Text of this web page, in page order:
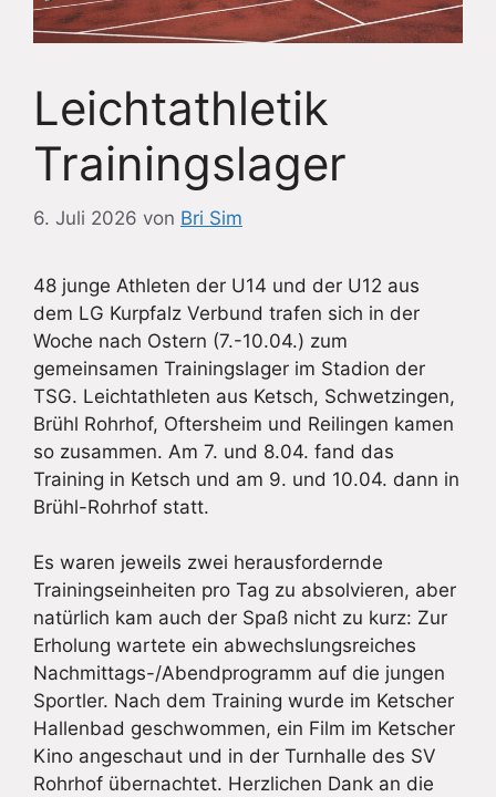
Leichtathletik
Trainingslager
6. Juli 2026 von Bri Sim
48 junge Athleten der U14 und der U12 aus
dem LG Kurpfalz Verbund trafen sich in der
Woche nach Ostern (7.-10.04.) zum
gemeinsamen Trainingslager im Stadion der
TSG. Leichtathleten aus Ketsch, Schwetzingen,
Brühl Rohrhof, Oftersheim und Reilingen kamen
so zusammen. Am 7. und 8.04. fand das
Training in Ketsch und am 9. und 10.04. dann in
Brühl-Rohrhof statt.
Es waren jeweils zwei herausfordernde
Trainingseinheiten pro Tag zu absolvieren, aber
natürlich kam auch der Spaß nicht zu kurz: Zur
Erholung wartete ein abwechslungsreiches
Nachmittags-/Abendprogramm auf die jungen
Sportler. Nach dem Training wurde im Ketscher
Hallenbad geschwommen, ein Film im Ketscher
Kino angeschaut und in der Turnhalle des SV
Rohrhof übernachtet. Herzlichen Dank an die